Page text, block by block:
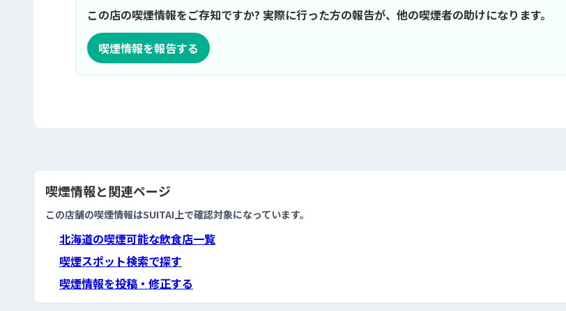
この店の喫煙情報をご存知ですか? 実際に行った方の報告が、他の喫煙者の助けになります。
喫煙情報を報告する
喫煙情報と関連ページ
この店舗の喫煙情報はSUITAI上で確認対象になっています。
北海道の喫煙可能な飲食店一覧
喫煙スポット検索で探す
喫煙情報を投稿・修正する